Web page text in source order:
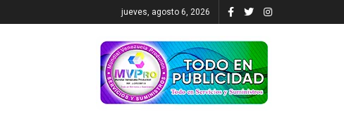
jueves, agosto 6, 2026